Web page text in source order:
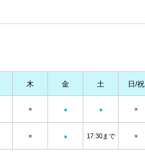
木 金 土 日/祝
× ● ● ×
× ● 17:30まで ×